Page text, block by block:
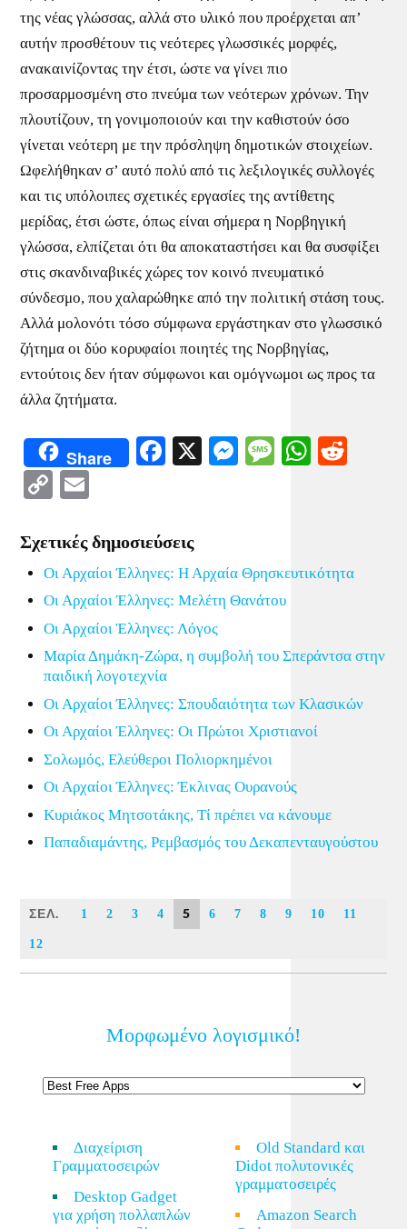
της νέας γλώσσας, αλλά στο υλικό που προέρχεται απ’
αυτήν προσθέτουν τις νεότερες γλωσσικές μορφές,
ανακαινίζοντας την έτσι, ώστε να γίνει πιο
προσαρμοσμένη στο πνεύμα των νεότερων χρόνων. Την
πλουτίζουν, τη γονιμοποιούν και την καθιστούν όσο
γίνεται νεότερη με την πρόσληψη δημοτικών στοιχείων.
Ωφελήθηκαν σ’ αυτό πολύ από τις λεξιλογικές συλλογές
και τις υπόλοιπες σχετικές εργασίες της αντίθετης
μερίδας, έτσι ώστε, όπως είναι σήμερα η Νορβηγική
γλώσσα, ελπίζεται ότι θα αποκαταστήσει και θα συσφίξει
στις σκανδιναβικές χώρες τον κοινό πνευματικό
σύνδεσμο, που χαλαρώθηκε από την πολιτική στάση τους.
Αλλά μολονότι τόσο σύμφωνα εργάστηκαν στο γλωσσικό
ζήτημα οι δύο κορυφαίοι ποιητές της Νορβηγίας,
εντούτοις δεν ήταν σύμφωνοι και ομόγνωμοι ως προς τα
άλλα ζητήματα.
Share Facebook
X Messenger
Message
Copy
Σχετικές δημοσιεύσεις
Οι Αρχαίοι Έλληνες: Η Αρχαία Θρησκευτικότητα
Οι Αρχαίοι Έλληνες: Μελέτη Θανάτου
Οι Αρχαίοι Έλληνες: Λόγος
Μαρία Δημάκη-Ζώρα, η συμβολή του Σπεράντσα στην
παιδική λογοτεχνία
Οι Αρχαίοι Έλληνες: Σπουδαιότητα των Κλασικών
Οι Αρχαίοι Έλληνες: Οι Πρώτοι Χριστιανοί
Σολωμός, Ελεύθεροι Πολιορκημένοι
Οι Αρχαίοι Έλληνες: Έκλινας Ουρανούς
Κυριάκος Μητσοτάκης, Τί πρέπει να κάνουμε
Παπαδιαμάντης, Ρεμβασμός του Δεκαπενταυγούστου
ΣΕΛ. 1 2 3 4 5 6 7 8 9 10 11
12
Μορφωμένο λογισμικό!
Διαχείριση
Γραμματοσειρών
Desktop Gadget
για χρήση πολλαπλών
Old Standard και
Didot πολυτονικές
γραμματοσειρές
Amazon Search